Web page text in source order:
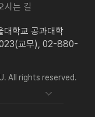
시는 길
학교 공과대학
교무), 02-880-
All rights reserved.